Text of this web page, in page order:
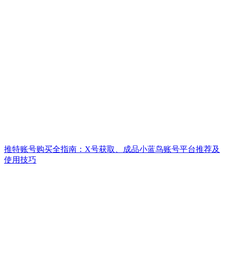
推特账号购买全指南：X号获取、成品小蓝鸟账号平台推荐及
使用技巧